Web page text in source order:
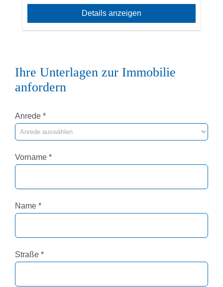
Details anzeigen
Ihre Unterlagen zur Immobilie
anfordern
Anrede Pflichtfeld
*
Vorname Pflichtfeld
*
Name Pflichtfeld
*
Straße Pflichtfeld
*